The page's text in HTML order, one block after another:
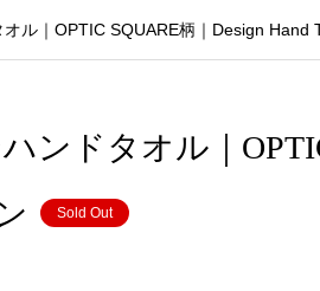
ル｜OPTIC SQUARE柄｜Design Hand
ンドタオル｜
Sold Out